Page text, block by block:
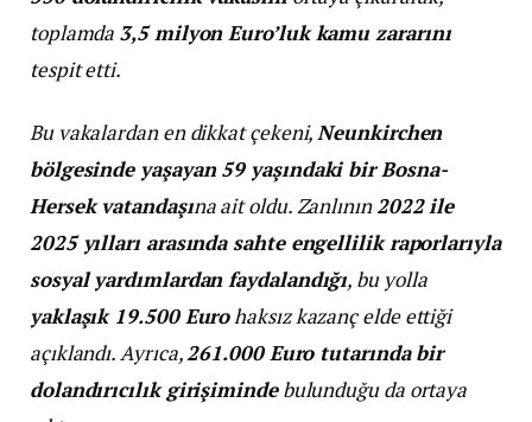
toplamda 3,5 milyon Euro’luk kamu zararını
tespit etti.
Bu vakalardan en dikkat çekeni,Neunkirchen
bölgesinde yaşayan 59 yaşındaki bir Bosna-
Hersek vatandaşına ait oldu. Zanlının2022 ile
2025 yılları arasında sahte engellilik raporlarıyla
sosyal yardımlardan faydalandığı, bu yolla
yaklaşık 19.500 Eurohaksız kazanç elde ettiği
açıklandı. Ayrıca,261.000 Euro tutarında bir
dolandırıcılık girişimindebulunduğu da ortaya